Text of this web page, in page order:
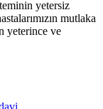
yetersiz
mutlaka
yeterince ve